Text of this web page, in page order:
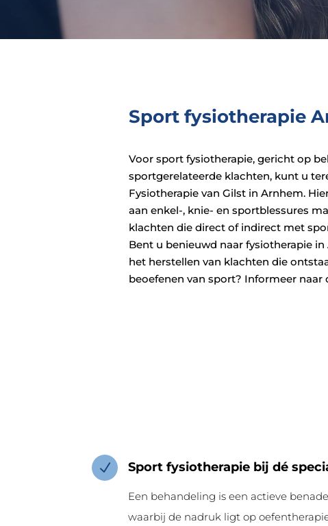
Sport fysiotherapie
Voor sport fysiotherapie, gericht op
sportgerelateerde klachten, kunt u
Fysiotherapie van Gilst in Arnhem.
aan enkel-, knie- en sportblessures
klachten die direct of indirect met
Bent u benieuwd naar fysiotherapie
het herstellen van klachten die
beoefenen van sport? Informeer naar
N Sport fysiotherapie bij dé
Een behandeling is een actieve
waarbij de nadruk ligt op